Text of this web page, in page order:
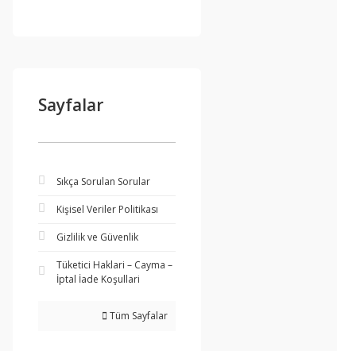
Sayfalar
Sıkça Sorulan Sorular
Kişisel Veriler Politikası
Gizlilik ve Güvenlik
Tüketici Haklari – Cayma –
İptal İade Koşullari
Tüm Sayfalar